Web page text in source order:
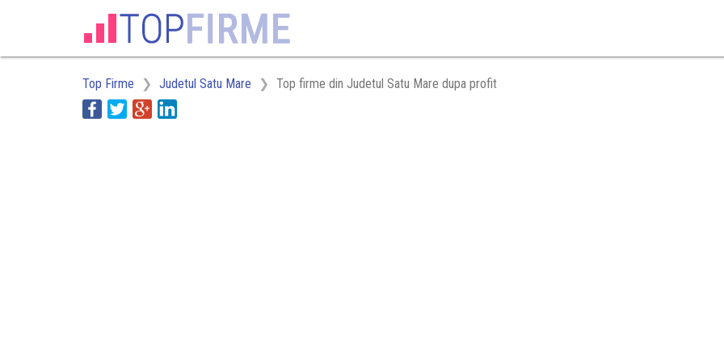
Top Firme Judetul Satu Mare Top firme din Judetul Satu Mare dupa profit